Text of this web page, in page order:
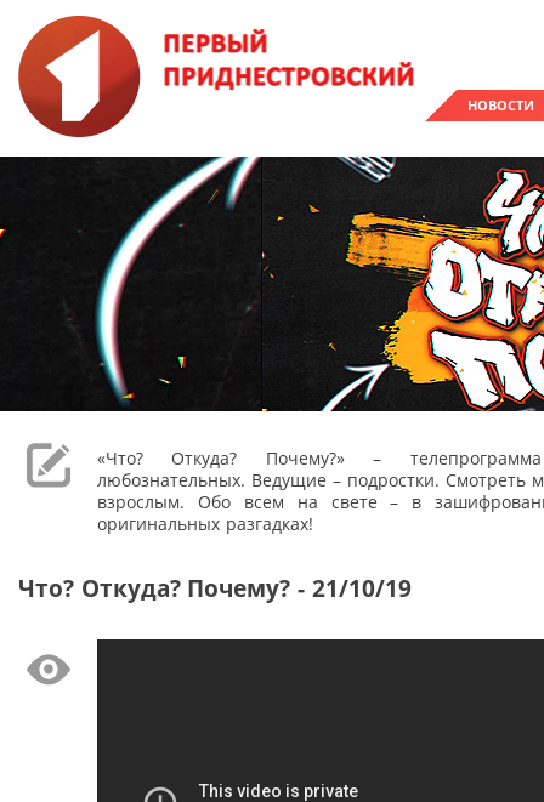
НОВОСТИ
«Что? Откуда? Почему?» –
любознательных. Ведущие – подростки. Смотреть
взрослым. Обо всем на свете – в
оригинальных разгадках!
Что? Откуда? Почему? - 21/10/19